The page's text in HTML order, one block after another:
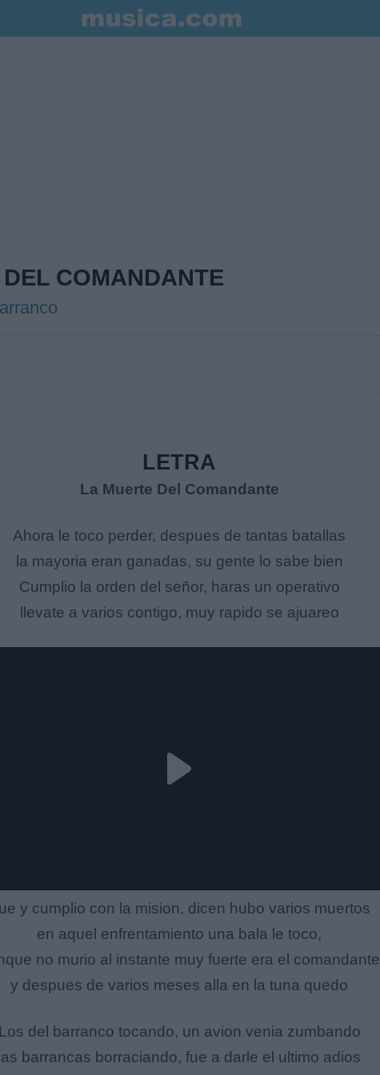
COMANDANTE
LETRA
La Muerte Del Comandante
Ahora le toco perder, despues de tantas batallas
la mayoria eran ganadas, su gente lo sabe bien
Cumplio la orden del señor, haras un operativo
llevate a varios contigo, muy rapido se ajuareo
y cumplio con la mision, dicen hubo varios muertos
en aquel enfrentamiento una bala le toco,
no murio al instante muy fuerte era el comandante
y despues de varios meses alla en la tuna quedo
del barranco tocando, un avion venia zumbando
barrancas borraciando, fue a darle el ultimo adios